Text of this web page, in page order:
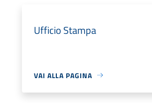
Ufficio Stampa
VAI ALLA PAGINA